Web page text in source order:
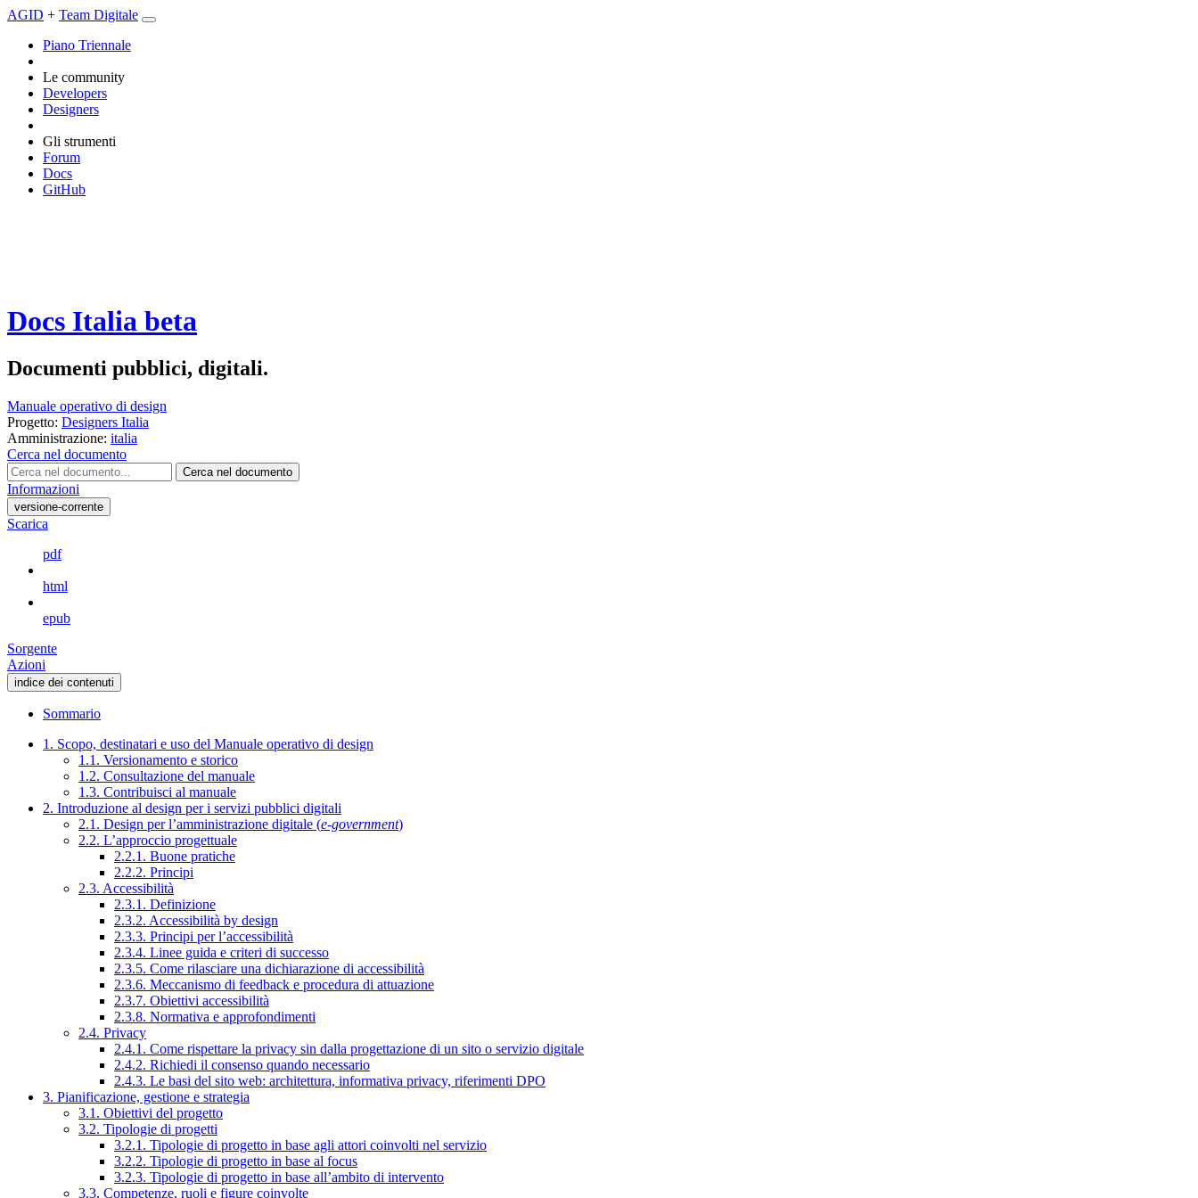
AGID + Team Digitale
Piano Triennale
Le community
Developers
Designers
Gli strumenti
Forum
Docs
GitHub
Docs Italia beta
Documenti pubblici, digitali.
Manuale operativo di design
Progetto: Designers Italia
Amministrazione: italia
Cerca nel documento
Cerca nel documento
Informazioni
versione-corrente
Scarica
pdf
html
epub
Sorgente
Azioni
indice dei contenuti
Sommario
1. Scopo, destinatari e uso del Manuale operativo di design
1.1. Versionamento e storico
1.2. Consultazione del manuale
1.3. Contribuisci al manuale
2. Introduzione al design per i servizi pubblici digitali
2.1. Design per l’amministrazione digitale (e-government)
2.2. L’approccio progettuale
2.2.1. Buone pratiche
2.2.2. Principi
2.3. Accessibilità
2.3.1. Definizione
2.3.2. Accessibilità by design
2.3.3. Principi per l’accessibilità
2.3.4. Linee guida e criteri di successo
2.3.5. Come rilasciare una dichiarazione di accessibilità
2.3.6. Meccanismo di feedback e procedura di attuazione
2.3.7. Obiettivi accessibilità
2.3.8. Normativa e approfondimenti
2.4. Privacy
2.4.1. Come rispettare la privacy sin dalla progettazione di un sito o servizio digitale
2.4.2. Richiedi il consenso quando necessario
2.4.3. Le basi del sito web: architettura, informativa privacy, riferimenti DPO
3. Pianificazione, gestione e strategia
3.1. Obiettivi del progetto
3.2. Tipologie di progetti
3.2.1. Tipologie di progetto in base agli attori coinvolti nel servizio
3.2.2. Tipologie di progetto in base al focus
3.2.3. Tipologie di progetto in base all’ambito di intervento
3.3. Competenze, ruoli e figure coinvolte